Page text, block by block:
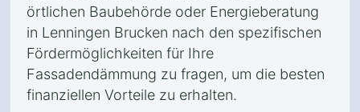
örtlichen Baubehörde oder Energieberatung
in Lenningen Brucken nach den spezifischen
Fördermöglichkeiten für Ihre
Fassadendämmung zu fragen, um die besten
finanziellen Vorteile zu erhalten.